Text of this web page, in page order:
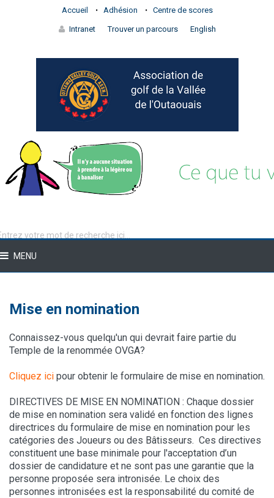
Accueil Adhésion Centre de scores
Intranet Trouver un parcours English
MENU
Mise en nomination
Connaissez-vous quelqu'un qui devrait faire partie du
Temple de la renommée OVGA?
Cliquez ici pour obtenir le formulaire de mise en nomination.
DIRECTIVES DE MISE EN NOMINATION : Chaque dossier
de mise en nomination sera validé en fonction des lignes
directrices du formulaire de mise en nomination pour les
catégories des Joueurs ou des Bâtisseurs. Ces directives
constituent une base minimale pour l'acceptation d’un
dossier de candidature et ne sont pas une garantie que la
personne proposée sera intronisée. Le choix des
personnes intronisées est la responsabilité du comité de